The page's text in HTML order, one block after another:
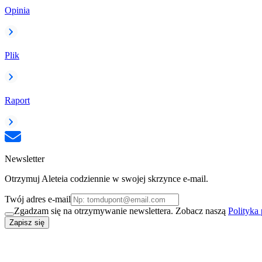
Opinia
Plik
Raport
Newsletter
Otrzymuj Aleteia codziennie w swojej skrzynce e-mail.
Twój adres e-mail
Zgadzam się na otrzymywanie newslettera. Zobacz naszą Polityka
Zapisz się